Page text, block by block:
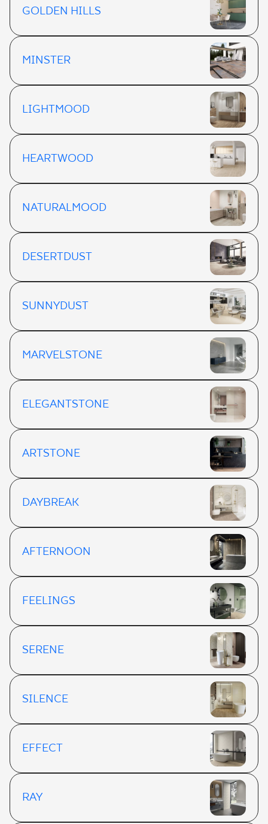
GOLDEN HILLS
MINSTER
LIGHTMOOD
HEARTWOOD
NATURALMOOD
DESERTDUST
SUNNYDUST
MARVELSTONE
ELEGANTSTONE
ARTSTONE
DAYBREAK
AFTERNOON
FEELINGS
SERENE
SILENCE
EFFECT
RAY